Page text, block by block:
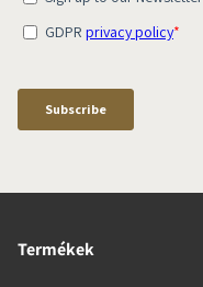
Termékek